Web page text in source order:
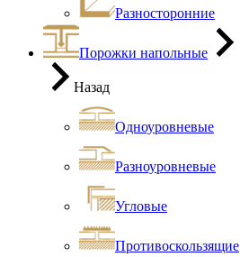
Разносторонние
Порожки напольные
Назад
Одноуровневые
Разноуровневые
Угловые
Противоскользящие